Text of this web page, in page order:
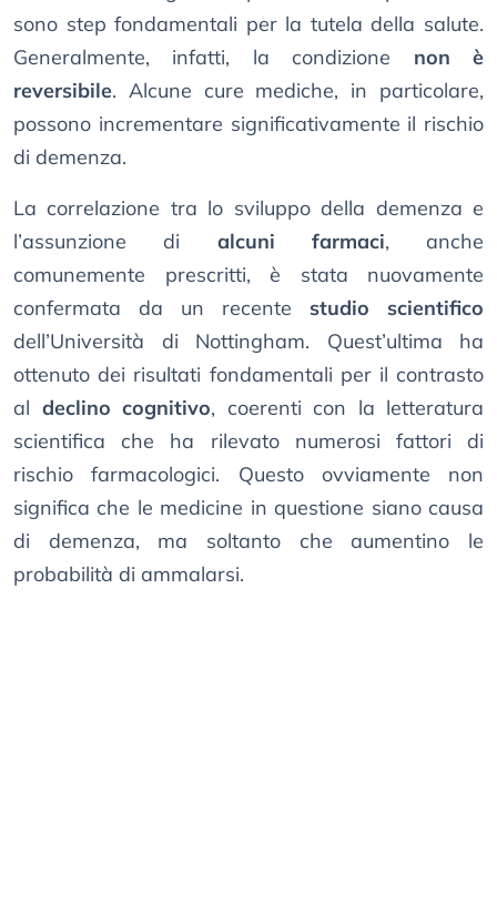
sono step fondamentali per la tutela della salute.
Generalmente, infatti, la condizione non è
reversibile. Alcune cure mediche, in particolare,
possono incrementare significativamente il rischio
di demenza.
La correlazione tra lo sviluppo della demenza e
l’assunzione di alcuni farmaci, anche
comunemente prescritti, è stata nuovamente
confermata da un recente studio scientifico
dell’Università di Nottingham. Quest’ultima ha
ottenuto dei risultati fondamentali per il contrasto
al declino cognitivo, coerenti con la letteratura
scientifica che ha rilevato numerosi fattori di
rischio farmacologici. Questo ovviamente non
significa che le medicine in questione siano causa
di demenza, ma soltanto che aumentino le
probabilità di ammalarsi.